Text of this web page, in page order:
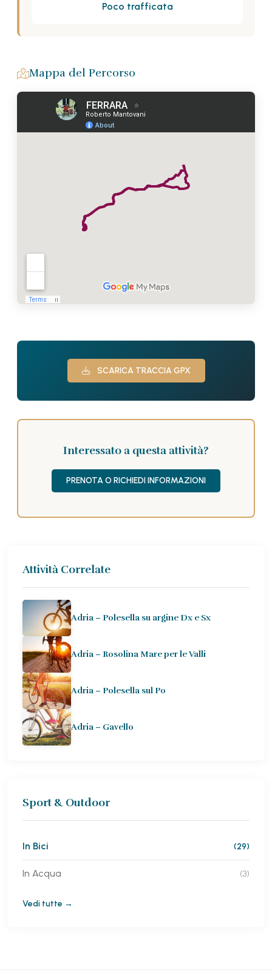
Poco trafficata
Mappa del Percorso
SCARICA TRACCIA GPX
Interessato a questa attività?
PRENOTA O RICHIEDI INFORMAZIONI
Attività Correlate
Adria – Polesella su argine Dx e Sx
Adria – Rosolina Mare per le Valli
Adria – Polesella sul Po
Adria – Gavello
Sport & Outdoor
In Bici (29)
In Acqua (3)
Vedi tutte →